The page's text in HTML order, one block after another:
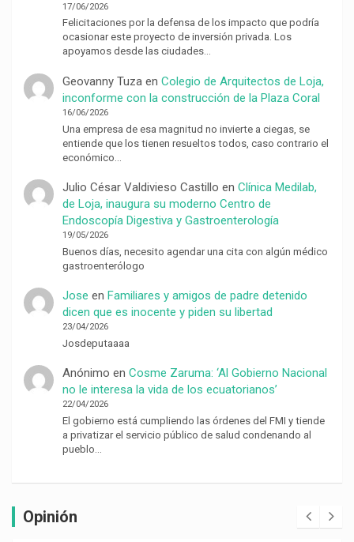
17/06/2026
Felicitaciones por la defensa de los impacto que podría
ocasionar este proyecto de inversión privada. Los
apoyamos desde las ciudades…
Geovanny Tuzaen Colegio de Arquitectos de Loja,
inconforme con la construcción de la Plaza Coral
16/06/2026
Una empresa de esa magnitud no invierte a ciegas, se
entiende que los tienen resueltos todos, caso contrario el
económico…
Julio César Valdivieso Castillo en Clínica Medilab,
de Loja, inaugura su moderno Centro de
Endoscopía Digestiva y Gastroenterología
19/05/2026
Buenos días, necesito agendar una cita con algún médico
gastroenterólogo
Jose en Familiares y amigos de padre detenido
dicen que es inocente y piden su libertad
23/04/2026
Josdeputaaaa
Anónimo en Cosme Zaruma: ‘Al Gobierno Nacional
no le interesa la vida de los ecuatorianos’
22/04/2026
El gobierno está cumpliendo las órdenes del FMI y tiende
a privatizar el servicio público de salud condenando al
pueblo…
Opinión